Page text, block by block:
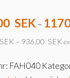
SEK –
SEK – 936,00 SEK
FAH040